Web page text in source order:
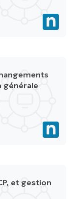
générale
et gestion